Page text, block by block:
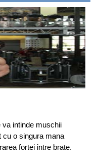
va intinde muschii
cu o singura mana
fortei intre brate.